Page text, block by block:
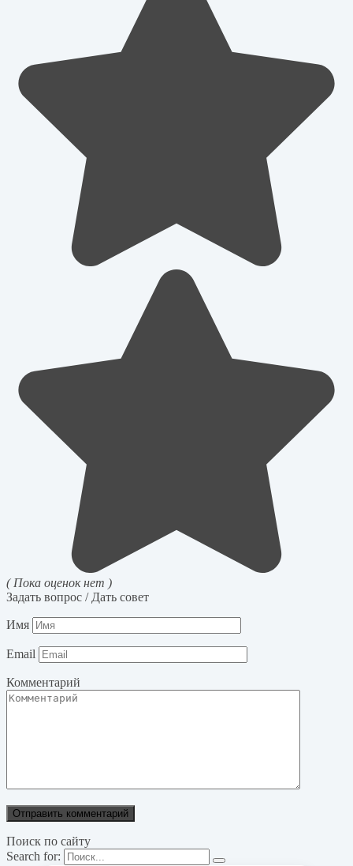
( Пока оценок нет )
Задать вопрос / Дать совет
Имя
Email
Комментарий
Поиск по сайту
Search for: